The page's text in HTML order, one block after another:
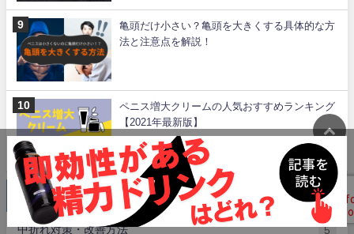
亀頭だけ小さい？亀頭を大きくする具体的な方
法と注意点を解説！
ペニス増大クリームの人気おすすめランキング
【2021年最新版】
カテゴリー
中折れ対策・改善方法 5